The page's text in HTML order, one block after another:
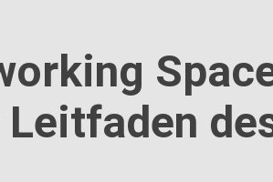
Leitfaden